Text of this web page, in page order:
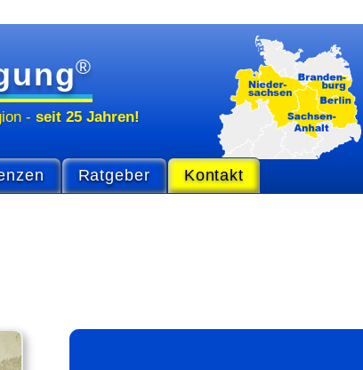
®
-seit 25 Jahren!
Ratgeber Kontakt